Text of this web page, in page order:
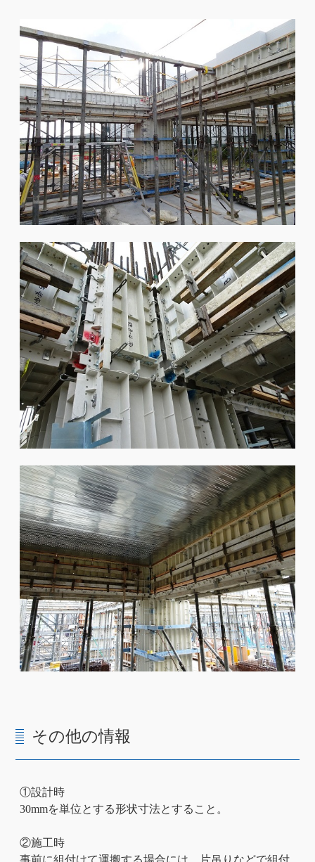
その他の情報
①設計時
30mmを単位とする形状寸法とすること。
②施工時
事前に組付けて運搬する場合には、片吊りなどで組付